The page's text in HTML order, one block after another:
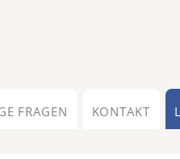
FRAGEN KONTAKT